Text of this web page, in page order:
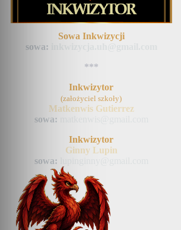
Sowa Inkwizycji
sowa:
***
Inkwizytor
(założyciel szkoły)
Matkenwis Gutierrez
sowa:
Inkwizytor
Ginny Lupin
sowa: